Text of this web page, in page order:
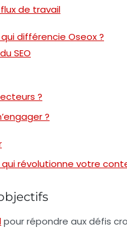
de travail
différencie Oseox ?
SEO
?
?
qui révolutionne votre
pour répondre aux défis